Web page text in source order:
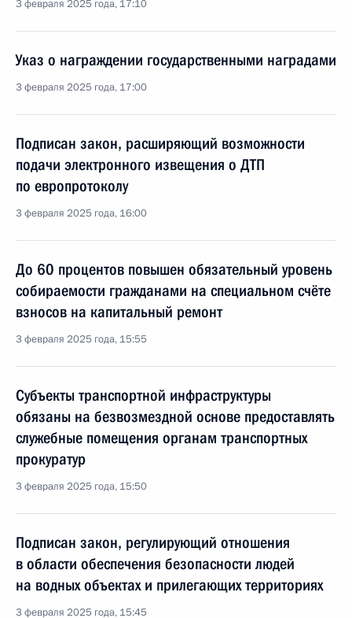
3 февраля 2025 года, 17:10
Указ о награждении государственными наградами
3 февраля 2025 года, 17:00
Подписан закон, расширяющий возможности
подачи электронного извещения о ДТП
по европротоколу
3 февраля 2025 года, 16:00
До 60 процентов повышен обязательный уровень
собираемости гражданами на специальном счёте
взносов на капитальный ремонт
3 февраля 2025 года, 15:55
Субъекты транспортной инфраструктуры
обязаны на безвозмездной основе предоставлять
служебные помещения органам транспортных
прокуратур
3 февраля 2025 года, 15:50
Подписан закон, регулирующий отношения
в области обеспечения безопасности людей
на водных объектах и прилегающих территориях
3 февраля 2025 года, 15:45